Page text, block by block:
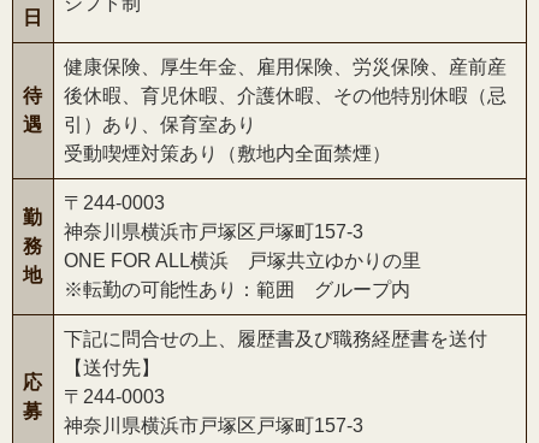
日
待
遇
健康保険、厚生年金、雇用保険、労災保険、産前産
後休暇、育児休暇、介護休暇、その他特別休暇（忌
引）あり、保育室あり
受動喫煙対策あり（敷地内全面禁煙）
勤
務
地
〒244-0003
神奈川県横浜市戸塚区戸塚町157-3
ONE FOR ALL横浜 戸塚共立ゆかりの里
※転勤の可能性あり：範囲 グループ内
応
募
下記に問合せの上、履歴書及び職務経歴書を送付
【送付先】
〒244-0003
神奈川県横浜市戸塚区戸塚町157-3